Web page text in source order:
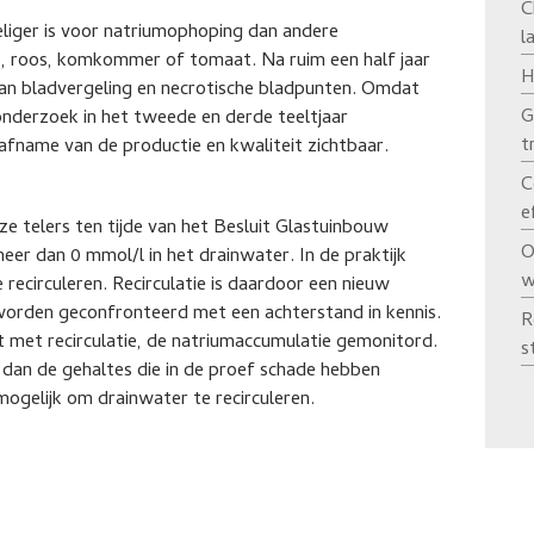
is voor natriumophoping dan andere
roos, komkommer of tomaat. Na ruim een half jaar
bladvergeling en necrotische bladpunten. Omdat
in het tweede en derde teeltjaar
van de productie en kwaliteit zichtbaar.
telers ten tijde van het Besluit Glastuinbouw
dan 0 mmol/l in het drainwater. In de praktijk
Recirculatie is daardoor een nieuw
geconfronteerd met een achterstand in kennis.
recirculatie, de natriumaccumulatie gemonitord.
de gehaltes die in de proef schade hebben
om drainwater te recirculeren.